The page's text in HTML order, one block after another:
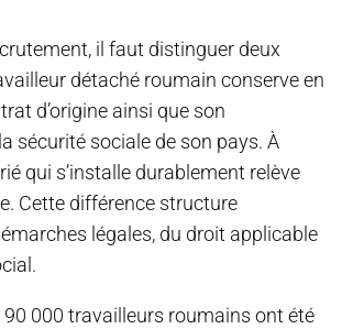
il faut distinguer deux
détaché roumain conserve en
d’origine ainsi que son
sécurité sociale de son pays. À
qui s’installe durablement relève
Cette différence structure
légales, du droit applicable
90 000 travailleurs roumains ont été